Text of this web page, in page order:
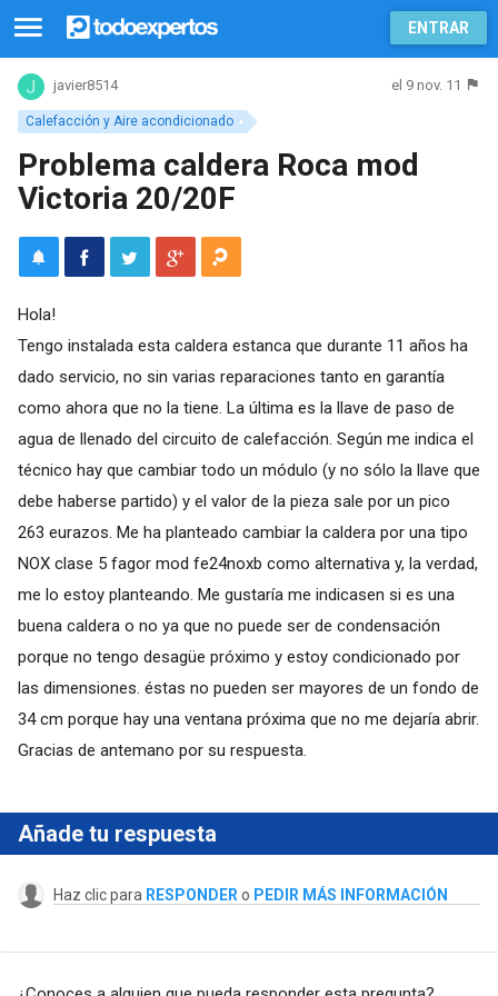
ENTRAR
Calefacción y Aire acondicionado
javier8514 el 9 nov. 11
Problema caldera Roca mod
Victoria 20/20F
Hola!
Tengo instalada esta caldera estanca que durante 11 años ha
dado servicio, no sin varias reparaciones tanto en garantía
como ahora que no la tiene. La última es la llave de paso de
agua de llenado del circuito de calefacción. Según me indica el
técnico hay que cambiar todo un módulo (y no sólo la llave que
debe haberse partido) y el valor de la pieza sale por un pico
263 eurazos. Me ha planteado cambiar la caldera por una tipo
NOX clase 5 fagor mod fe24noxb como alternativa y, la verdad,
me lo estoy planteando. Me gustaría me indicasen si es una
buena caldera o no ya que no puede ser de condensación
porque no tengo desagüe próximo y estoy condicionado por
las dimensiones. éstas no pueden ser mayores de un fondo de
34 cm porque hay una ventana próxima que no me dejaría abrir.
Gracias de antemano por su respuesta.
Añade tu respuesta
Haz clic para RESPONDER o PEDIR MÁS INFORMACIÓN